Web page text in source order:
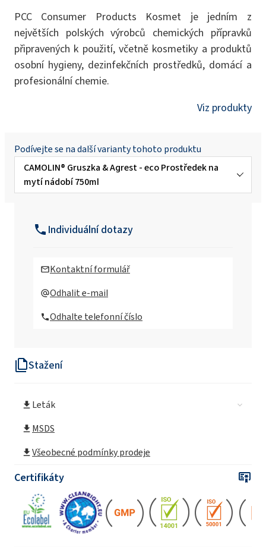
Stažení
Leták
MSDS
Všeobecné podmínky prodeje
Certifikáty
PCC Consumer Products Kosmet je jedním z
největších polských výrobců chemických přípravků
připravených k použití, včetně kosmetiky a produktů
osobní hygieny, dezinfekčních prostředků, domácí a
profesionální chemie.
Viz produkty
Podívejte se na další varianty tohoto produktu
CAMOLIN® Gruszka & Agrest - eco Prostředek na
mytí nádobí 750ml
750ml
CAMOLIN® Výživné tekuté mýdlo s vůní
CAMOLIN® Výživný sprchový gel s vůní
lipového květu 265ml
CAMOLIN® Osvěžující sprchový gel s vůní
Individuální dotazy
Kontaktní formulář
Odhalit e-mail
Odhalte telefonní číslo